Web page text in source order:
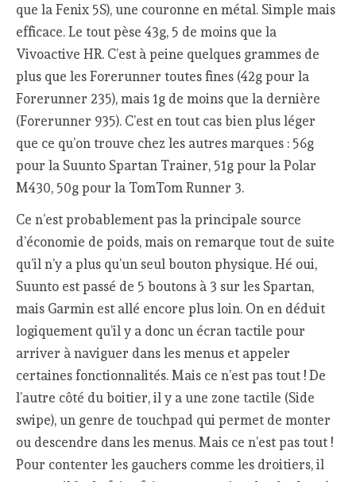
que la Fenix 5S), une couronne en métal. Simple mais
efficace. Le tout pèse 43g, 5 de moins que la
Vivoactive HR. C’est à peine quelques grammes de
plus que les Forerunner toutes fines (42g pour la
Forerunner 235), mais 1g de moins que la dernière
(Forerunner 935). C’est en tout cas bien plus léger
que ce qu’on trouve chez les autres marques : 56g
pour la Suunto Spartan Trainer, 51g pour la Polar
M430, 50g pour la TomTom Runner 3.
Ce n’est probablement pas la principale source
d’économie de poids, mais on remarque tout de suite
qu’il n’y a plus qu’un seul bouton physique. Hé oui,
Suunto est passé de 5 boutons à 3 sur les Spartan,
mais Garmin est allé encore plus loin. On en déduit
logiquement qu’il y a donc un écran tactile pour
arriver à naviguer dans les menus et appeler
certaines fonctionnalités. Mais ce n’est pas tout ! De
l’autre côté du boitier, il y a une zone tactile (Side
swipe), un genre de touchpad qui permet de monter
ou descendre dans les menus. Mais ce n’est pas tout !
Pour contenter les gauchers comme les droitiers, il